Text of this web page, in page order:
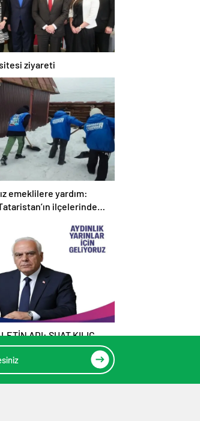
ziyareti
emeklilere yardım:
ilçelerinde
düzenliyor
ADI: SUAT KILIÇ